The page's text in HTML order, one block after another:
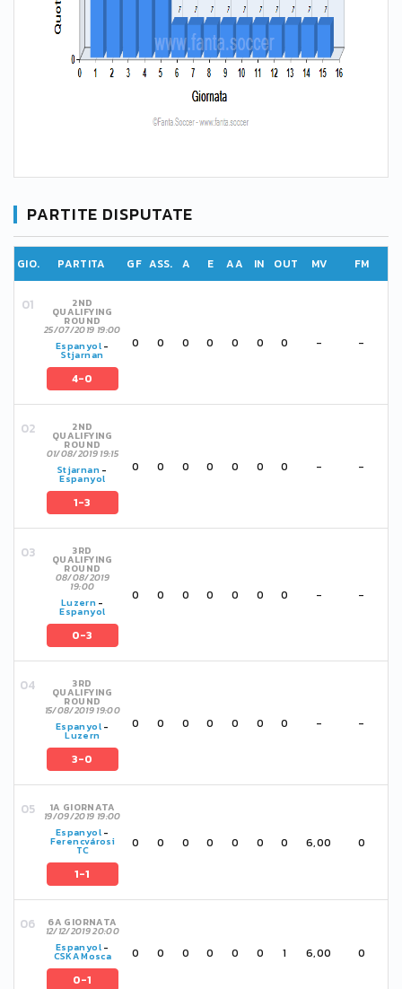
PARTITE DISPUTATE
GIO. PARTITA GF ASS. A E AA IN OUT MV FM
2ND
QUALIFYING
ROUND
25/07/2019 19:00
Espanyol-
Stjarnan
4-0
0 0 0 0 0 0 0 - -
2ND
QUALIFYING
ROUND
01/08/2019 19:15
Stjarnan-
Espanyol
1-3
0 0 0 0 0 0 0 - -
3RD
QUALIFYING
ROUND
08/08/2019
19:00
Luzern -
Espanyol
0-3
0 0 0 0 0 0 0 - -
3RD
QUALIFYING
ROUND
15/08/2019 19:00
Espanyol-
Luzern
3-0
0 0 0 0 0 0 0 - -
1A GIORNATA
19/09/2019 19:00
Espanyol-
Ferencvárosi
TC
1-1
0 0 0 0 0 0 0 6,00 0
6A GIORNATA
12/12/2019 20:00
Espanyol-
CSKA Mosca
0-1
0 0 0 0 0 0 1 6,00 0